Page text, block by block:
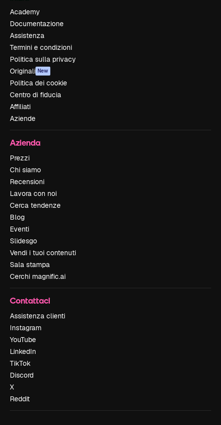
Academy
Documentazione
Assistenza
Termini e condizioni
Politica sulla privacy
Originali New
Politica dei cookie
Centro di fiducia
Affiliati
Aziende
Azienda
Prezzi
Chi siamo
Recensioni
Lavora con noi
Cerca tendenze
Blog
Eventi
Slidesgo
Vendi i tuoi contenuti
Sala stampa
Cerchi magnific.ai
Contattaci
Assistenza clienti
Instagram
YouTube
LinkedIn
TikTok
Discord
X
Reddit